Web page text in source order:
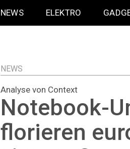
MAIN NAVIGATION
NEWS ELEKTRO
NEWS
Analyse von Context
Notebook-
florieren